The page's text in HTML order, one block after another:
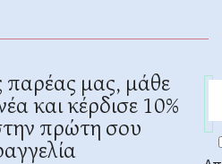
παρέας μας, μάθε
και κέρδισε 10%
πρώτη σου